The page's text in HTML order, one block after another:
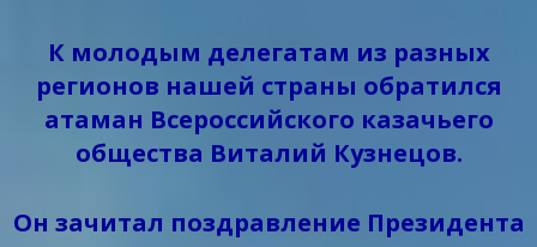
К молодым делегатам из разных
регионов нашей страны обратился
атаман Всероссийского казачьего
общества Виталий Кузнецов.
Он зачитал поздравление Президента